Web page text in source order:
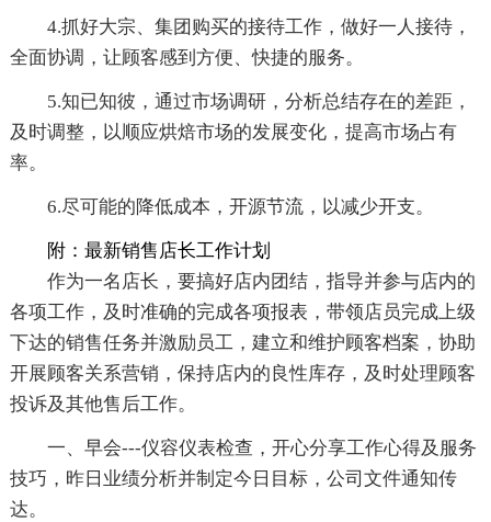
4.抓好大宗、集团购买的接待工作，做好一人接待，
全面协调，让顾客感到方便、快捷的服务。
5.知已知彼，通过市场调研，分析总结存在的差距，
及时调整，以顺应烘焙市场的发展变化，提高市场占有
率。
6.尽可能的降低成本，开源节流，以减少开支。
附：最新销售店长工作计划
作为一名店长，要搞好店内团结，指导并参与店内的
各项工作，及时准确的完成各项报表，带领店员完成上级
下达的销售任务并激励员工，建立和维护顾客档案，协助
开展顾客关系营销，保持店内的良性库存，及时处理顾客
投诉及其他售后工作。
一、早会---仪容仪表检查，开心分享工作心得及服务
技巧，昨日业绩分析并制定今日目标，公司文件通知传
达。